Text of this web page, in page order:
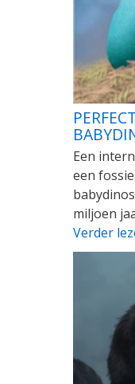
Een
een
miljoen
Verder